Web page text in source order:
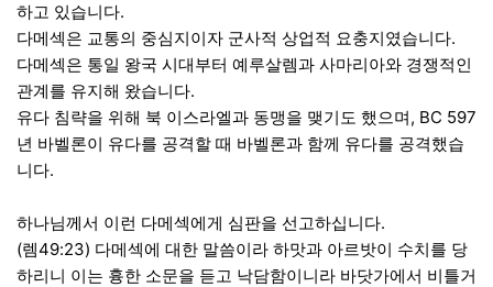
하고 있습니다.
다메섹은 교통의 중심지이자 군사적 상업적 요충지였습니다.
다메섹은 통일 왕국 시대부터 예루살렘과 사마리아와 경쟁적인
관계를 유지해 왔습니다.
유다 침략을 위해 북 이스라엘과 동맹을 맺기도 했으며, BC 597
년 바벨론이 유다를 공격할 때 바벨론과 함께 유다를 공격했습
니다.
하나님께서 이런 다메섹에게 심판을 선고하십니다.
(렘49:23) 다메섹에 대한 말씀이라 하맛과 아르밧이 수치를 당
하리니 이는 흉한 소문을 듣고 낙담함이니라 바닷가에서 비틀거